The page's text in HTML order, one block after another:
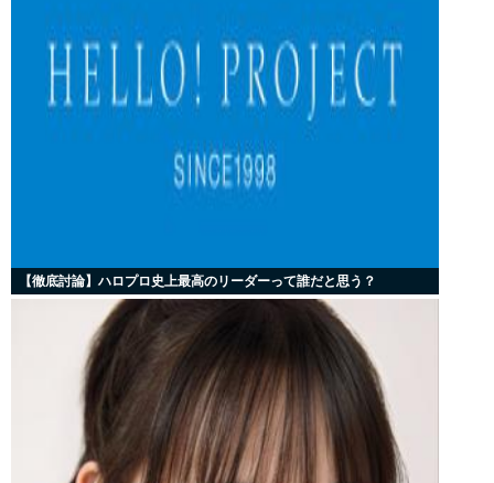
【徹底討論】ハロプロ史上最高のリーダーって誰だと思う？